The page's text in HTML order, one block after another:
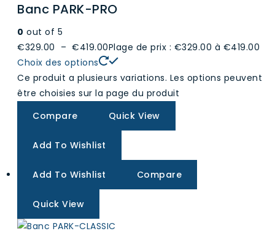
Banc PARK-PRO
0 out of 5
€329.00 – €419.00Plage de prix : €329.00 à €419.00
Choix des options
Ce produit a plusieurs variations. Les options peuvent
être choisies sur la page du produit
Compare
Quick View
Add To Wishlist
Add To Wishlist Compare
Quick View